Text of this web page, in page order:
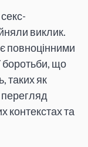
виклик.
повноцінними
боротьби, що
таких як
перегляд
контекстах та